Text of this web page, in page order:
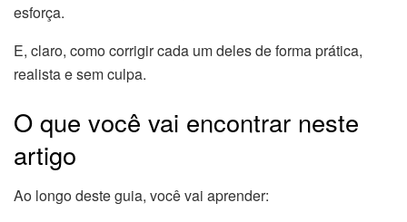
esforça.
E, claro, como corrigir cada um deles de forma prática,
realista e sem culpa.
O que você vai encontrar neste
artigo
Ao longo deste guia, você vai aprender: